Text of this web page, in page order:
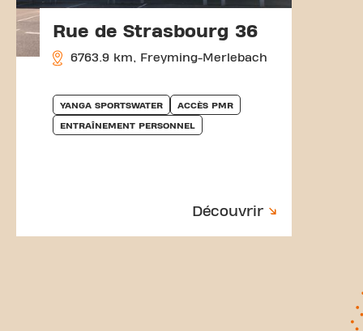
Rue de Strasbourg 36
6763.9 km, Freyming-Merlebach
YANGA SPORTSWATER ACCÈS PMR
ENTRAÎNEMENT PERSONNEL
Découvrir